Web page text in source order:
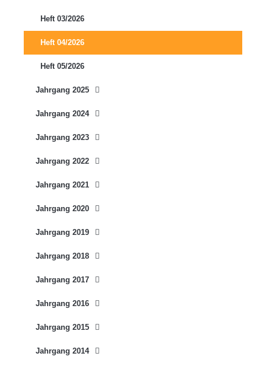
Heft 03/2026
Heft 04/2026
Heft 05/2026
Jahrgang 2025
Jahrgang 2024
Jahrgang 2023
Jahrgang 2022
Jahrgang 2021
Jahrgang 2020
Jahrgang 2019
Jahrgang 2018
Jahrgang 2017
Jahrgang 2016
Jahrgang 2015
Jahrgang 2014